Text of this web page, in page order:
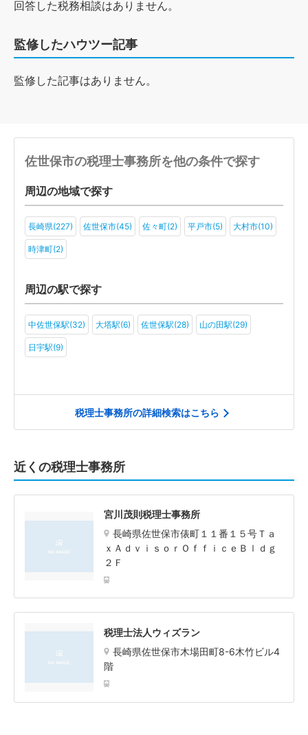
回答した税務相談はありません。
監修したハウツー記事
監修した記事はありません。
佐世保市の税理士事務所を他の条件で探す
周辺の地域で探す
長崎県(227) 佐世保市(45) 佐々町(2) 平戸市(5) 大村市(10)
時津町(2)
周辺の駅で探す
中佐世保駅(32) 大塔駅(6) 佐世保駅(28) 山の田駅(29)
日宇駅(9)
税理士事務所の詳細検索はこちら
近くの税理士事務所
宮川茂則税理士事務所
長崎県佐世保市俵町１１番１５号Ｔａ
ｘＡｄｖｉｓｏｒＯｆｆｉｃｅＢｌｄｇ
２Ｆ
税理士法人ウィズラン
長崎県佐世保市木場田町8-6木竹ビル4
階